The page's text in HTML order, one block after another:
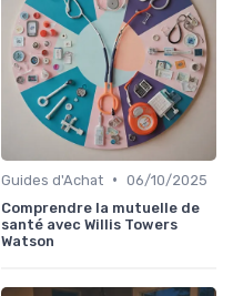
Guides d'Achat • 06/10/2025
Comprendre la mutuelle de
santé avec Willis Towers
Watson